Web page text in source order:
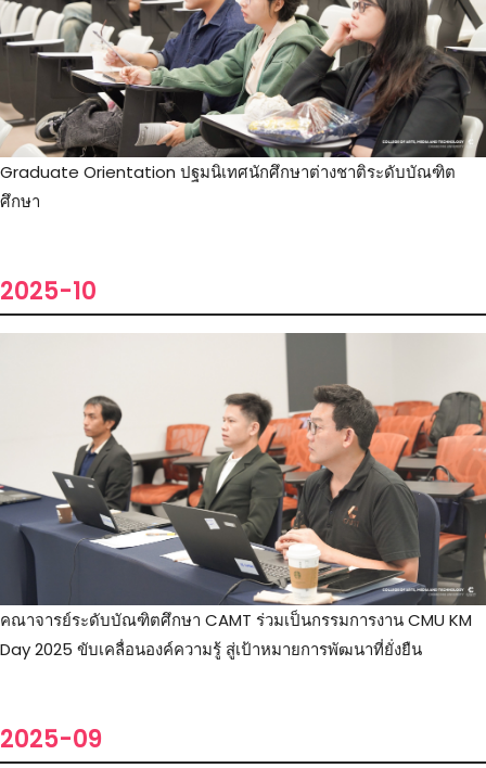
Graduate Orientation ปฐมนิเทศนักศึกษาต่างชาติระดับบัณฑิต
ศึกษา
2025-10
คณาจารย์ระดับบัณฑิตศึกษา CAMT ร่วมเป็นกรรมการงาน CMU KM
Day 2025 ขับเคลื่อนองค์ความรู้ สู่เป้าหมายการพัฒนาที่ยั่งยืน
2025-09